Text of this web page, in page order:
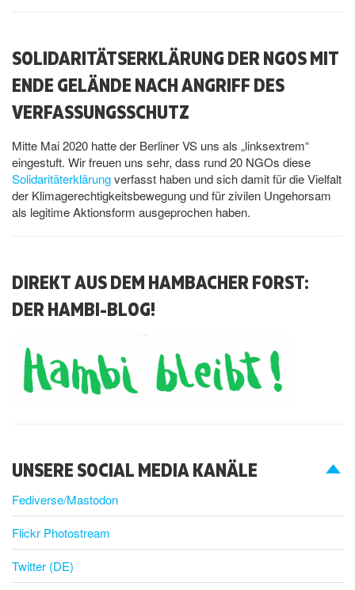
SOLIDARITÄTSERKLÄRUNG DER NGOS MIT
ENDE GELÄNDE NACH ANGRIFF DES
VERFASSUNGSSCHUTZ
Mitte Mai 2020 hatte der Berliner VS uns als „linksextrem“
eingestuft. Wir freuen uns sehr, dass rund 20 NGOs diese
Solidaritäterklärungverfasst haben und sich damit für die Vielfalt
der Klimagerechtigkeitsbewegung und für zivilen Ungehorsam
als legitime Aktionsform ausgeprochen haben.
DIREKT AUS DEM HAMBACHER FORST:
DER HAMBI-BLOG!
UNSERE SOCIAL MEDIA KANÄLE
Fediverse/Mastodon
Flickr Photostream
Twitter (DE)